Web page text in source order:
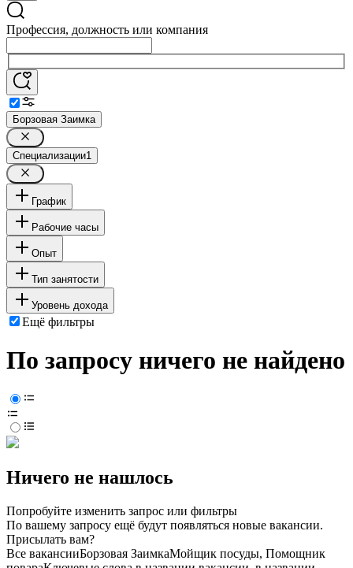
Профессия, должность или компания
Борзовая Заимка
Специализации1
График
Рабочие часы
Опыт
Тип занятости
Уровень дохода
Ещё фильтры
По запросу ничего не найдено
Ничего не нашлось
Попробуйте изменить запрос или фильтры
По вашему запросу ещё будут появляться новые вакансии.
Присылать вам?
Все вакансииБорзовая ЗаимкаМойщик посуды, Помощник